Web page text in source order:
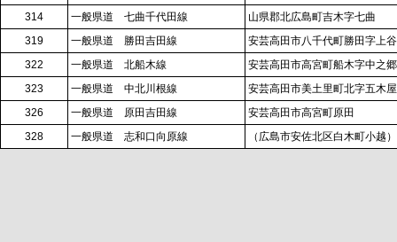
314
一般県道 七曲千代田線
山県郡北広島町吉木字七曲
319
一般県道 勝田吉田線
安芸高田市八千代町勝田字上谷
322
一般県道 北船木線
安芸高田市高宮町船木字中之郷
323
一般県道 中北川根線
安芸高田市美土里町北字五木屋
326
一般県道 原田吉田線
安芸高田市高宮町原田
328
一般県道 志和口向原線 （広島市安佐北区白木町小越）